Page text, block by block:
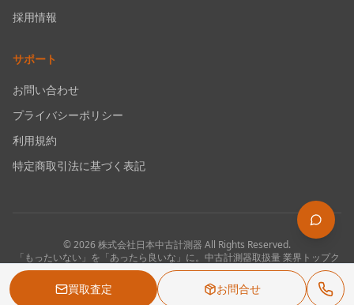
買取査定 お問合せ
採用情報
サポート
お問い合わせ
プライバシーポリシー
利用規約
特定商取引法に基づく表記
©2026株式会社日本中古計測器 All Rights Reserved.
「もったいない」を「あったら良いな」に。中古計測器取扱量 業界トップク
ラス。